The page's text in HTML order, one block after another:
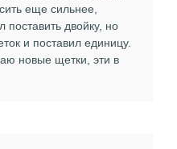
еще сильнее,
поставить двойку, но
и поставил единицу.
новые щетки, эти в